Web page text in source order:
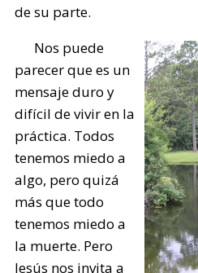
de su parte.
Nos puede
parecer que es un
mensaje duro y
difícil de vivir en la
práctica. Todos
tenemos miedo a
algo, pero quizá
más que todo
tenemos miedo a
la muerte. Pero
Jesús nos invita a